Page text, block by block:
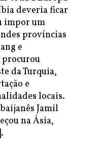
deveria ficar
impor um
províncias
e
da Turquia,
e
locais.
Jamil
na Ásia,